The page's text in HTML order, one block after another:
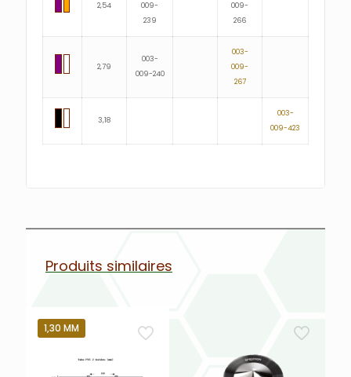
2,54
009-
239
009-
266
2,79
003-
009-240
003-
009-
267
3,18
003-
009-423
Produits similaires
1,30 MM